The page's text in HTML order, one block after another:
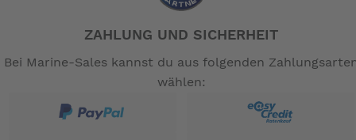
Gewicht ca kg ohne Karton :10,8
Ideal f. Bootsgewicht bis kg :1500
-- Auf Produktfotos angezeigte Dekorationsartikel
gehören nicht zum Leistungsumfang. --
ZAHLUNG UND SICHERHEIT
Bei Marine-Sales kannst du aus folgenden
wählen: